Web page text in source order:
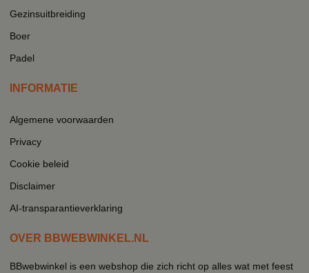
Gezinsuitbreiding
Boer
Padel
INFORMATIE
Algemene voorwaarden
Privacy
Cookie beleid
Disclaimer
AI-transparantieverklaring
OVER BBWEBWINKEL.NL
BBwebwinkel is een webshop die zich richt op alles wat met feest